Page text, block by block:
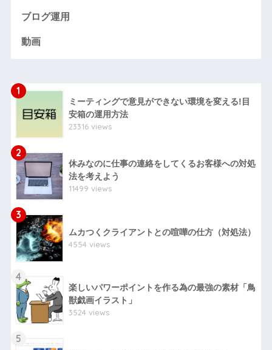
ブログ運用
動画
1
ミーティングで意見ができない環境を変える!目
安箱の運用方法
23316 views
2
休みなのに仕事の連絡をしてくるお客様への対処
法を考えよう
11499 views
3
ムカつくクライアントとの喧嘩の仕方（対処法）
4554 views
4
楽しいパワーポイントを作る為の最強の素材「鳥
獣戯画イラスト」
3524 views
5